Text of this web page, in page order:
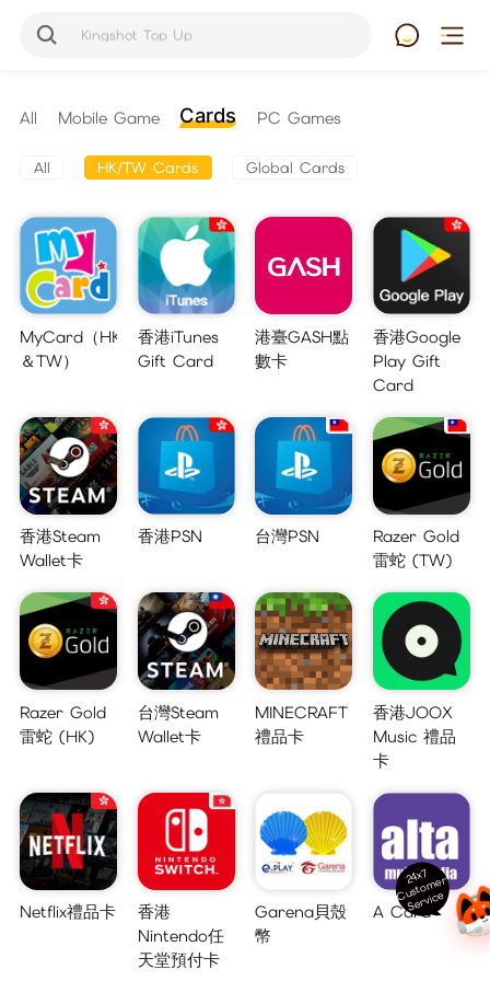
Kingshot Top Up
All Mobile Game Cards PC Games
All HK/TW Cards Global Cards
MyCard（HK
＆TW）
香港iTunes
Gift Card
港臺GASH點
數卡
香港Google
Play Gift
Card
香港Steam
Wallet卡
香港PSN 台灣PSN
Razer Gold
雷蛇 (TW)
Razer Gold
雷蛇 (HK)
台灣Steam
Wallet卡
MINECRAFT
禮品卡
香港JOOX
Music 禮品
卡
Netflix禮品卡
香港
Nintendo任
天堂預付卡
Garena貝殼
幣
A Card
24x7
C
ust
o
m
er
S
ervi
c
e